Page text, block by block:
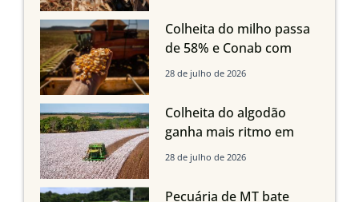
em Mato Grosso, aponta
Imea
Colheita do milho passa
de 58% e Conab com
boas produtividades em
quedas em Tocantins,
Maranhão e Piauí
28 de julho de 2026
Colheita do algodão
ganha mais ritmo em
Mato Grosso, Mato
Maranhão
28 de julho de 2026
Pecuária de MT bate